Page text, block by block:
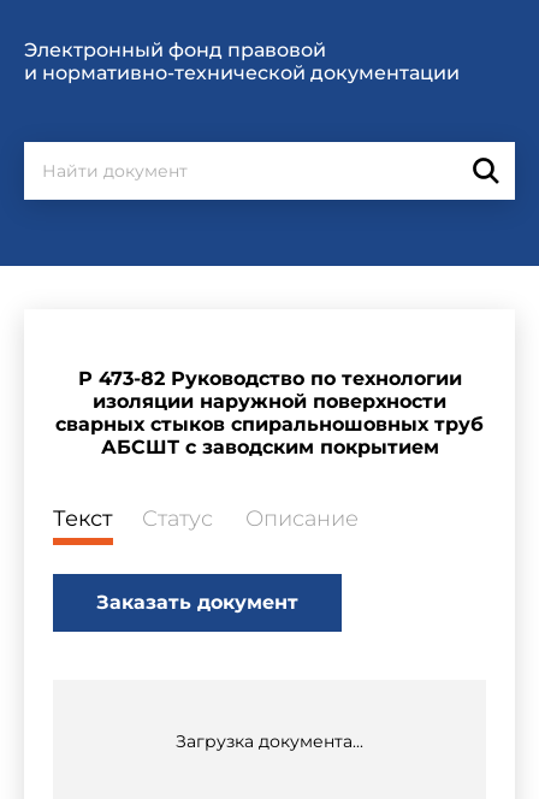
Электронный фонд правовой
и нормативно-технической документации
Р 473-82 Руководство по технологии
изоляции наружной поверхности
сварных стыков спиральношовных труб
АБСШТ с заводским покрытием
Текст Статус Описание
Заказать документ
Загрузка документа...